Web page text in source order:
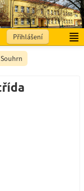
Přihlášení
Souhrn